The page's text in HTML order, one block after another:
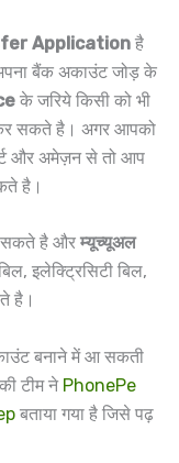
Application है
बैंक अकाउंट जोड़ के
के जरिये किसी को भी
सकते है। अगर आपको
और अमेज़न से तो आप
है।
सकते है और म्यूच्यूअल
इलेक्ट्रिसिटी बिल,
है।
बनाने में आ सकती
की टीम ने PhonePe
बताया गया है जिसे पढ़